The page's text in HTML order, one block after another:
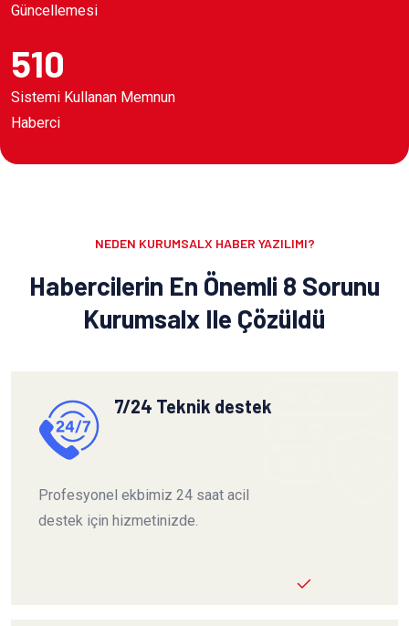
Güncellemesi
510
Sistemi Kullanan Memnun
Haberci
NEDEN KURUMSALX HABER YAZILIMI?
Habercilerin En Önemli 8 Sorunu
Kurumsalx Ile Çözüldü
7/24 Teknik destek
Profesyonel ekbimiz 24 saat acil
destek için hizmetinizde.